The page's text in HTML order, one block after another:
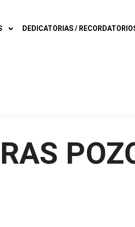
DEDICATORIAS /